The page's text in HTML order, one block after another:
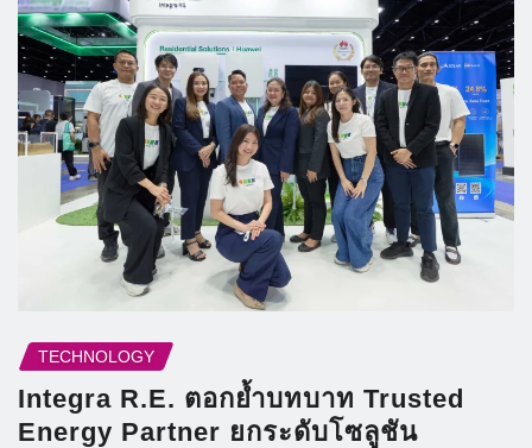
TECHNOLOGY
Integra R.E. ตอกย้ำบทบาท Trusted
Energy Partner ยกระดับโซลูชัน